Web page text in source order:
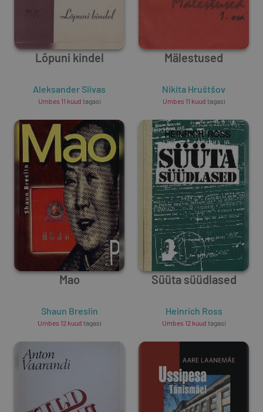
Lõpuni kindel
Aleksander Siivas
Umbes 11 kuud tagasi
Mälestused
Nikita Hruštšov
Umbes 11 kuud tagasi
Mao
Shaun Breslin
Umbes 12 kuud tagasi
Süüta süüdlased
Heinrich Ross
Umbes 12 kuud tagasi